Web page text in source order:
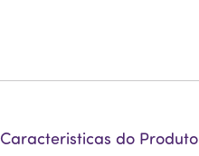
Caracteristicas do Produto